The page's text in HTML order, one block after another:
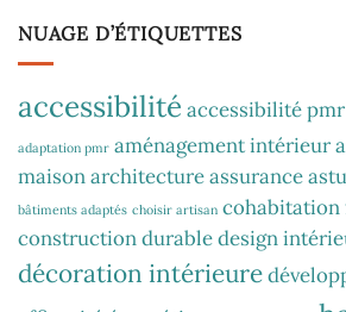
NUAGE D’ÉTIQUETTES
accessibilité accessibilité pmr
adaptation pmr aménagement intérieur
maisonarchitectureassurance
bâtiments adaptés choisir artisan cohabitation
construction durabledesign
décoration intérieure